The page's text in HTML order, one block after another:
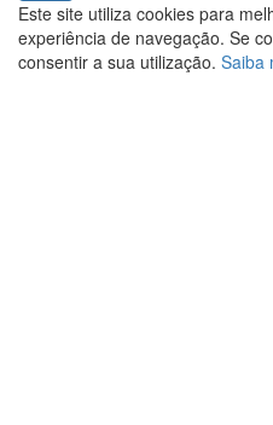
Este site utiliza cookies para
experiência de navegação. Se
consentir a sua utilização. Saiba